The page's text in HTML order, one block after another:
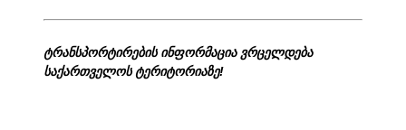
ტრანსპორტირების ინფორმაცია ვრცელდება
საქართველოს ტერიტორიაზე!